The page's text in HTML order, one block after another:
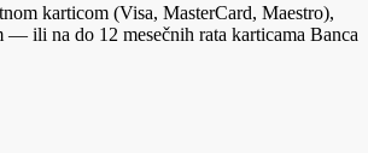
karticom (Visa, MasterCard, Maestro),
— ili na do 12 mesečnih rata karticama Banca